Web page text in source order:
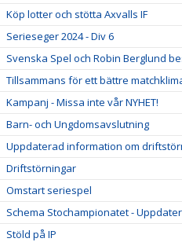
Köp lotter och stötta Axvalls IF
Serieseger 2024 - Div 6
Svenska Spel och Robin Berglund
Tillsammans för ett bättre
Kampanj - Missa inte vår NYHET!
Barn- och Ungdomsavslutning
Uppdaterad information om
Driftstörningar
Omstart seriespel
Schema Stochampionatet -
Stöld på IP